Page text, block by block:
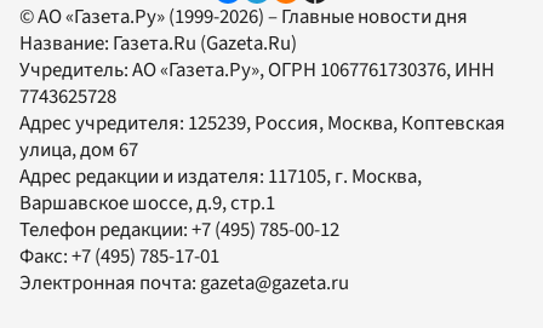
© АО «Газета.Ру» (1999-2026) – Главные новости дня
Название: Газета.Ru (Gazeta.Ru)
Учредитель:АО «Газета.Ру», ОГРН 1067761730376, ИНН
7743625728
Адрес учредителя: 125239, Россия, Москва, Коптевская
улица, дом 67
Адрес редакции и издателя: 117105, г. Москва,
Варшавское шоссе, д.9, стр.1
Телефон редакции:+7 (495) 785-00-12
Факс:+7 (495) 785-17-01
Электронная почта:gazeta@gazeta.ru